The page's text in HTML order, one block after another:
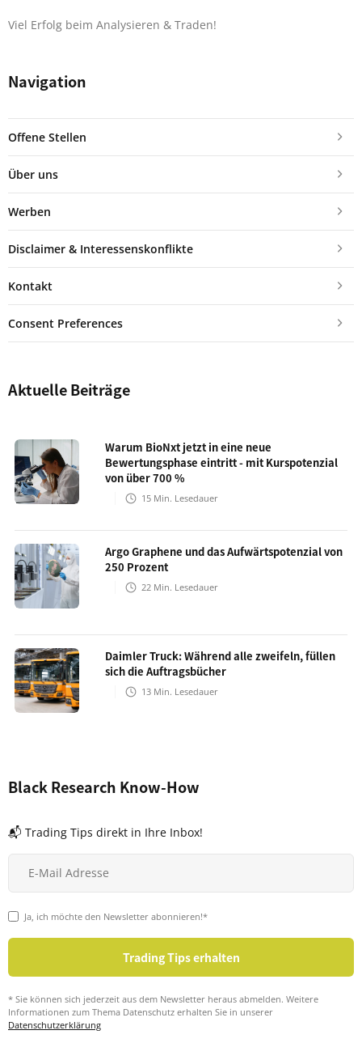
Viel Erfolg beim Analysieren & Traden!
Navigation
Offene Stellen
Über uns
Werben
Disclaimer & Interessenskonflikte
Kontakt
Consent Preferences
Aktuelle Beiträge
Warum BioNxt jetzt in eine neue
Bewertungsphase eintritt - mit Kurspotenzial
von über 700 %
15 Min. Lesedauer
Argo Graphene und das Aufwärtspotenzial von
250 Prozent
22 Min. Lesedauer
Daimler Truck: Während alle zweifeln, füllen
sich die Auftragsbücher
13 Min. Lesedauer
Black Research Know-How
📬 Trading Tips direkt in Ihre Inbox!
Ja, ich möchte den Newsletter abonnieren!*
* Sie können sich jederzeit aus dem Newsletter heraus abmelden. Weitere
Informationen zum Thema Datenschutz erhalten Sie in unserer
Datenschutzerklärung